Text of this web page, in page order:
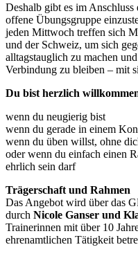
Deshalb gibt es im
offene Übungsgruppe
jeden Mittwoch treffen sich
und der Schweiz, um sich
alltagstauglich zu machen
Verbindung zu bleiben – mit
Du bist herzlich
wenn du neugierig bist
wenn du gerade in einem
wenn du üben willst, ohne
oder wenn du einfach einen
ehrlich sein darf
Trägerschaft und Rahmen
Das Angebot wird über das
durch Nicole Ganser und
Trainerinnen mit über 10
ehrenamtlichen Tätigkeit